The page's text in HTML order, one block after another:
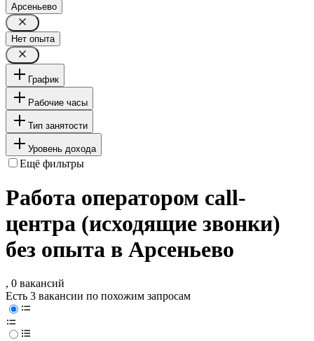
Арсеньево
Нет опыта
График
Рабочие часы
Тип занятости
Уровень дохода
Ещё фильтры
Работа оператором call-
центра (исходящие звонки)
без опыта в Арсеньево
, 0 вакансий
Есть 3 вакансии по похожим запросам